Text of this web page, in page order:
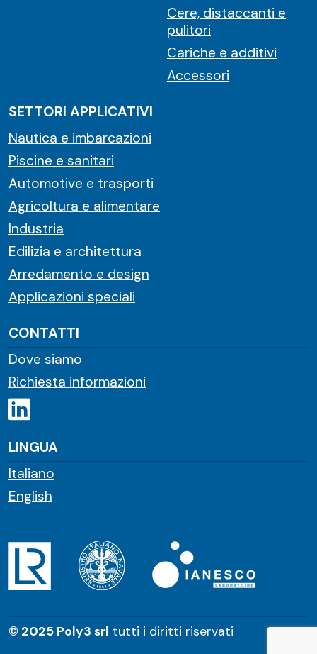
Cere, distaccanti e
pulitori
Cariche e additivi
Accessori
SETTORI APPLICATIVI
Nautica e imbarcazioni
Piscine e sanitari
Automotive e trasporti
Agricoltura e alimentare
Industria
Edilizia e architettura
Arredamento e design
Applicazioni speciali
CONTATTI
Dove siamo
Richiesta informazioni
LINGUA
Italiano
English
© 2025 Poly3 srl tutti i diritti riservati